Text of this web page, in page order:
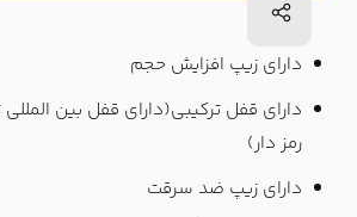
دارای زیپ افزایش حجم
دارای قفل ترکیبی(دارای قفل بین
رمز دار)
دارای زیپ ضد سرقت